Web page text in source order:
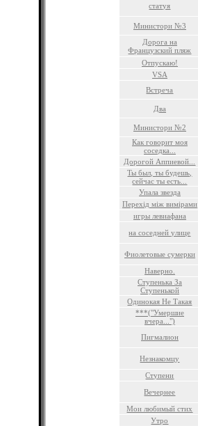
статуя
Министори №3
Дорога на
Французский пляж
Отпускаю!
VSA
Встреча
Два
Министори №2
Как говорит моя
соседка...
Дорогой Аппиевой...
Ты был, ты будешь,
сейчас ты есть...
Упала звезда
Перехід між вимірами
игры левиафана
на соседней улице
Фиолетовые сумерки
Наверно.
Ступенька За
Ступенькой
Одинокая Не Такая
***("Умершие
вчера...")
Пигмалион
Незнакомцу
Ступени
Вечернее
Мои любимый стих
Утро